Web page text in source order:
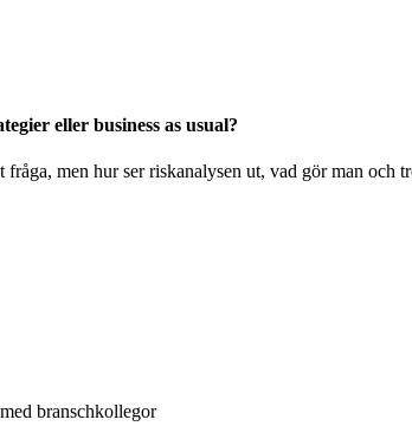
eller business as usual?
men hur ser riskanalysen ut, vad gör man och
branschkollegor